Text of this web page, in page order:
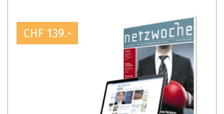
CHF 139.-